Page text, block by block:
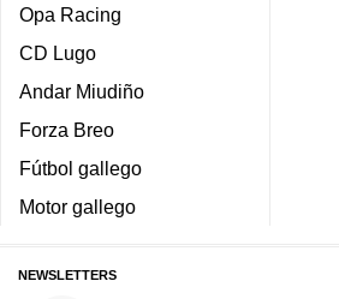
Opa Racing
CD Lugo
Andar Miudiño
Forza Breo
Fútbol gallego
Motor gallego
NEWSLETTERS